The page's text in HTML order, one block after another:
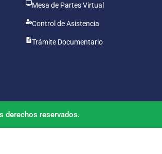
Mesa de Partes Virtual
Control de Asistencia
Trámite Documentario
derechos reservados.